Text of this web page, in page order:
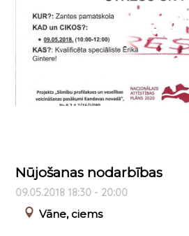
Nūjošanas nodarbības
09.05.2018 18:30 - 20:00
Vāne, ciems